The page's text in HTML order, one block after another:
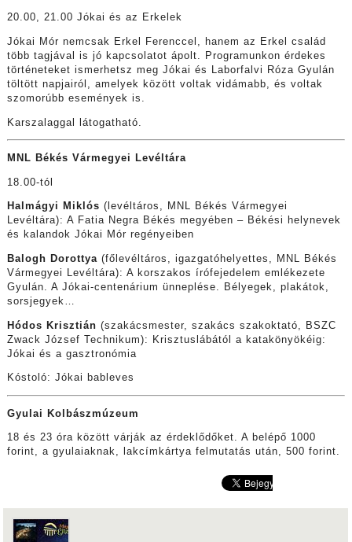
20.00, 21.00 Jókai és az Erkelek
Jókai Mór nemcsak Erkel Ferenccel, hanem az Erkel család
több tagjával is jó kapcsolatot ápolt. Programunkon érdekes
történeteket ismerhetsz meg Jókai és Laborfalvi Róza Gyulán
töltött napjairól, amelyek között voltak vidámabb, és voltak
szomorúbb események is.
Karszalaggal látogatható.
MNL Békés Vármegyei Levéltára
18.00-tól
Halmágyi Miklós (levéltáros, MNL Békés Vármegyei
Levéltára): A Fatia Negra Békés megyében – Békési helynevek
és kalandok Jókai Mór regényeiben
Balogh Dorottya(főlevéltáros, igazgatóhelyettes, MNL Békés
Vármegyei Levéltára): A korszakos írófejedelem emlékezete
Gyulán. A Jókai-centenárium ünneplése. Bélyegek, plakátok,
sorsjegyek…
Hódos Krisztián (szakácsmester, szakács szakoktató, BSZC
Zwack József Technikum): Krisztuslábától a katakönyökéig:
Jókai és a gasztronómia
Kóstoló: Jókai bableves
Gyulai Kolbászmúzeum
18 és 23 óra között várják az érdeklődőket. A belépő 1000
forint, a gyulaiaknak, lakcímkártya felmutatás után, 500 forint.